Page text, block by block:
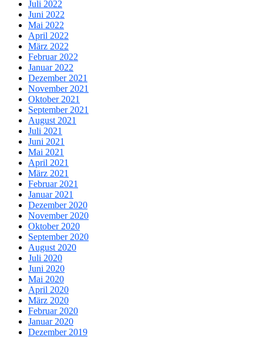
Juli 2022
Juni 2022
Mai 2022
April 2022
März 2022
Februar 2022
Januar 2022
Dezember 2021
November 2021
Oktober 2021
September 2021
August 2021
Juli 2021
Juni 2021
Mai 2021
April 2021
März 2021
Februar 2021
Januar 2021
Dezember 2020
November 2020
Oktober 2020
September 2020
August 2020
Juli 2020
Juni 2020
Mai 2020
April 2020
März 2020
Februar 2020
Januar 2020
Dezember 2019